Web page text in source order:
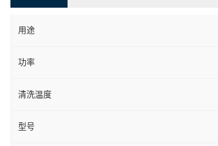
用途
功率
清洗温度
型号